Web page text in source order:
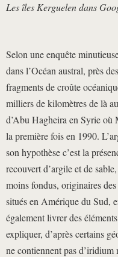
Les îles Kerguelen dans
Selon une enquête
dans l’Océan austral, près
fragments de croûte
milliers de kilomètres de là
d’Abu Hagheira en Syrie
la première fois en 1990.
son hypothèse c’est la
recouvert d’argile et de
moins fondus, originaires
situés en Amérique du Sud,
également livrer des
expliquer, d’après certains
ne contiennent pas